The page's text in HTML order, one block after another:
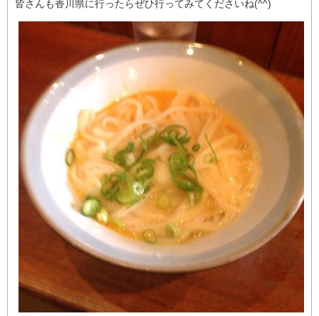
皆さんも香川県に行ったらぜひ行ってみてくださいね(^^)